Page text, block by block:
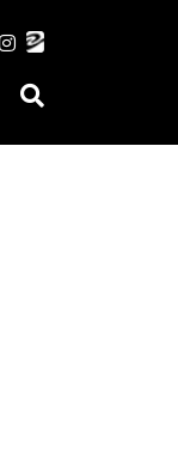
Zur
springen
Zum
springen